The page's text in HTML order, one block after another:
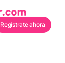
Regístrate ahora